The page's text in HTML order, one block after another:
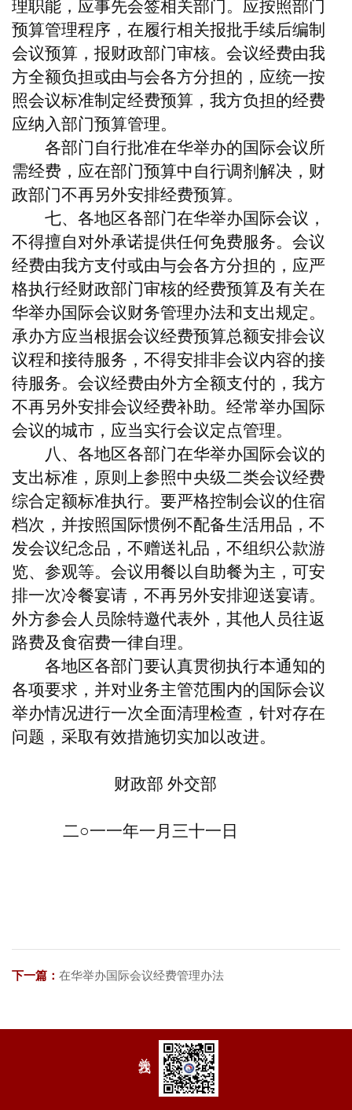
理职能，应事先会签相关部门。应按照部门
预算管理程序，在履行相关报批手续后编制
会议预算，报财政部门审核。会议经费由我
方全额负担或由与会各方分担的，应统一按
照会议标准制定经费预算，我方负担的经费
应纳入部门预算管理。
各部门自行批准在华举办的国际会议所
需经费，应在部门预算中自行调剂解决，财
政部门不再另外安排经费预算。
七、各地区各部门在华举办国际会议，
不得擅自对外承诺提供任何免费服务。会议
经费由我方支付或由与会各方分担的，应严
格执行经财政部门审核的经费预算及有关在
华举办国际会议财务管理办法和支出规定。
承办方应当根据会议经费预算总额安排会议
议程和接待服务，不得安排非会议内容的接
待服务。会议经费由外方全额支付的，我方
不再另外安排会议经费补助。经常举办国际
会议的城市，应当实行会议定点管理。
八、各地区各部门在华举办国际会议的
支出标准，原则上参照中央级二类会议经费
综合定额标准执行。要严格控制会议的住宿
档次，并按照国际惯例不配备生活用品，不
发会议纪念品，不赠送礼品，不组织公款游
览、参观等。会议用餐以自助餐为主，可安
排一次冷餐宴请，不再另外安排迎送宴请。
外方参会人员除特邀代表外，其他人员往返
路费及食宿费一律自理。
各地区各部门要认真贯彻执行本通知的
各项要求，并对业务主管范围内的国际会议
举办情况进行一次全面清理检查，针对存在
问题，采取有效措施切实加以改进。
财政部 外交部
二○一一年一月三十一日
下一篇： 在华举办国际会议经费管理办法